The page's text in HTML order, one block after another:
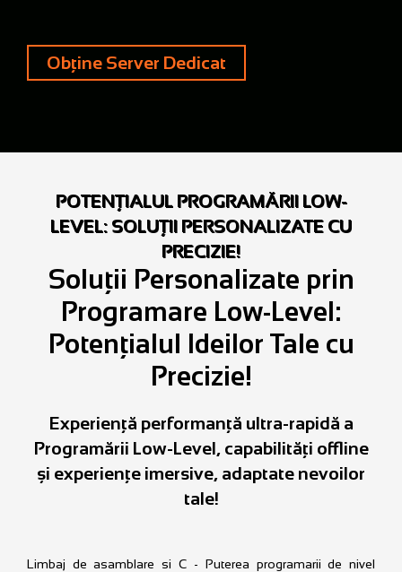
Obține Server Dedicat
POTENȚIALUL PROGRAMĂRII LOW-
LEVEL: SOLUȚII PERSONALIZATE CU
PRECIZIE!
Soluții Personalizate prin
Programare Low-Level:
Potențialul Ideilor Tale cu
Precizie!
Experiență performanță ultra-rapidă a
Programării Low-Level, capabilități offline
și experiențe imersive, adaptate nevoilor
tale!
Limbaj de asamblare si C - Puterea programarii de nivel